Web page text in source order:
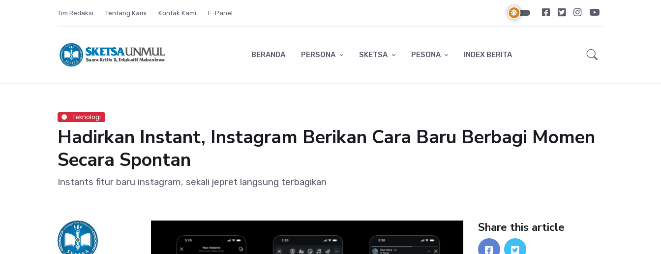
Tim Redaksi Tentang Kami Kontak Kami E-Panel
BERANDA PERSONA SKETSA PESONA INDEX BERITA
Teknologi
Hadirkan Instant, Instagram Berikan Cara Baru Berbagi Momen
Secara Spontan
Instants fitur baru instagram, sekali jepret langsung terbagikan
Share this article